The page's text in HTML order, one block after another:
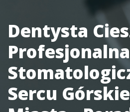
Dentysta
Sercu